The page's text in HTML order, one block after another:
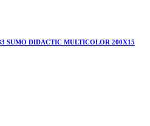
SUMO DIDACTIC MULTICOLOR 200X15